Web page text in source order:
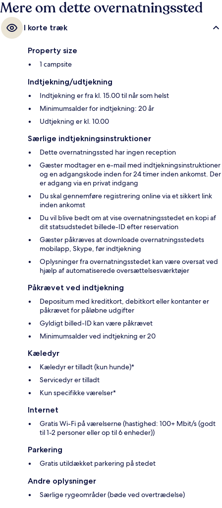
Mere om dette overnatningssted
I korte træk
Property size
1 campsite
Indtjekning/udtjekning
Indtjekning er fra kl. 15.00 til når som helst
Minimumsalder for indtjekning: 20 år
Udtjekning er kl. 10.00
Særlige indtjekningsinstruktioner
Dette overnatningssted har ingen reception
Gæster modtager en e-mail med indtjekningsinstruktioner
og en adgangskode inden for 24 timer inden ankomst. Der
er adgang via en privat indgang
Du skal gennemføre registrering online via et sikkert link
inden ankomst
Du vil blive bedt om at vise overnatningsstedet en kopi af
dit statsudstedet billede-ID efter reservation
Gæster påkræves at downloade overnatningsstedets
mobilapp, Skype, før indtjekning
Oplysninger fra overnatningsstedet kan være oversat ved
hjælp af automatiserede oversættelsesværktøjer
Påkrævet ved indtjekning
Depositum med kreditkort, debitkort eller kontanter er
påkrævet for påløbne udgifter
Gyldigt billed-ID kan være påkrævet
Minimumsalder ved indtjekning er 20
Kæledyr
Kæledyr er tilladt (kun hunde)*
Servicedyr er tilladt
Kun specifikke værelser*
Internet
Gratis Wi-Fi på værelserne (hastighed: 100+ Mbit/s (godt
til 1-2 personer eller op til 6 enheder))
Parkering
Gratis utildækket parkering på stedet
Andre oplysninger
Særlige rygeområder (bøde ved overtrædelse)